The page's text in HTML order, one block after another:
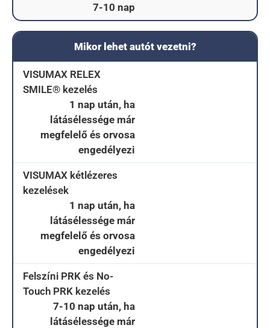
7-10 nap
Mikor lehet autót vezetni?
VISUMAX RELEX
SMILE® kezelés
1 nap után, ha
látásélessége már
megfelelő és orvosa
engedélyezi
VISUMAX kétlézeres
kezelések
1 nap után, ha
látásélessége már
megfelelő és orvosa
engedélyezi
Felszíni PRK és No-
Touch PRK kezelés
7-10 nap után, ha
látásélessége már